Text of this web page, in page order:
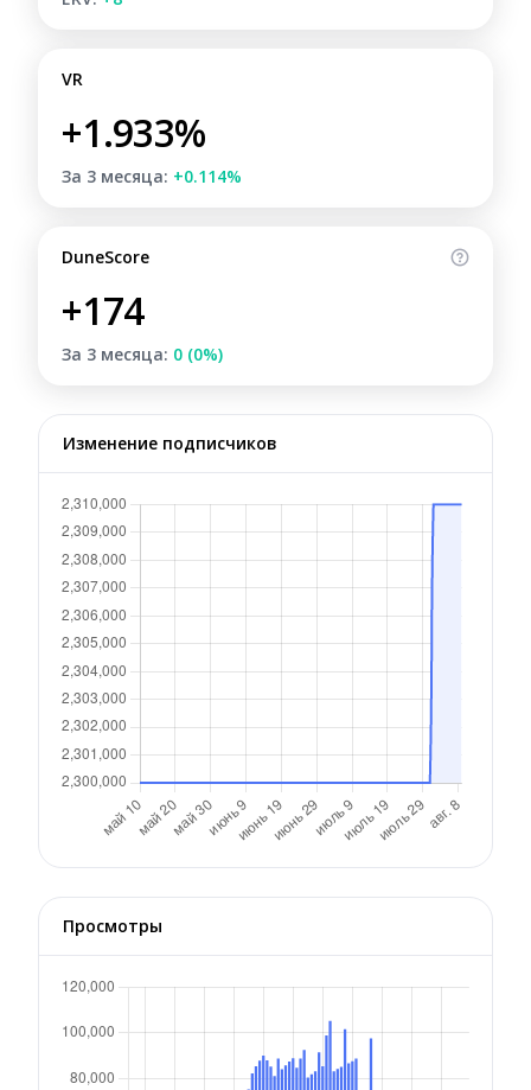
VR
+1.933%
За 3 месяца: +0.114%
DuneScore
+174
За 3 месяца: 0 (0%)
Изменение подписчиков
Просмотры